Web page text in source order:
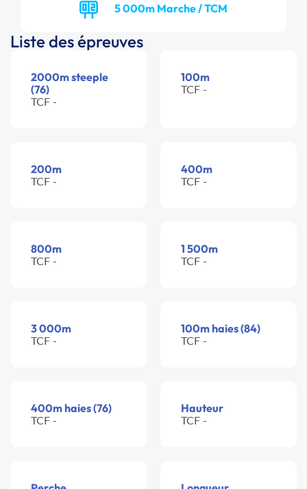
5 000m Marche / TCM
Liste des épreuves
2000m steeple
(76)
TCF -
100m
TCF -
200m
TCF -
400m
TCF -
800m
TCF -
1 500m
TCF -
3 000m
TCF -
100m haies (84)
TCF -
400m haies (76)
TCF -
Hauteur
TCF -